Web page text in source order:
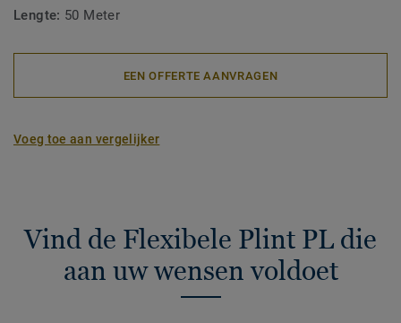
Lengte: 50 Meter
EEN OFFERTE AANVRAGEN
Voeg toe aan vergelijker
Vind de Flexibele Plint PL die
aan uw wensen voldoet